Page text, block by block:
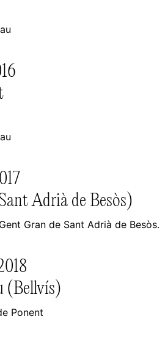
Adrià de Besòs)
Gran de Sant Adrià de Besòs.
(Bellvís)
Ponent